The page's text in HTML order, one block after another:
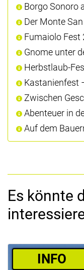
Borgo Sonoro
Der Monte
Fumaiolo Fest
Gnome unter
Herbstlaub-
Kastanienfest
Zwischen
Abenteuer in
Auf dem
Es könnte
­INFO